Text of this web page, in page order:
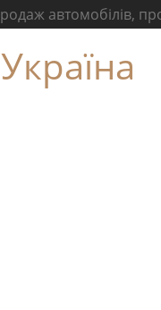
автомобілів,